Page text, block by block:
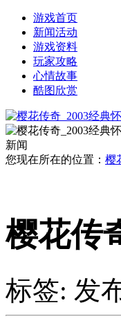
游戏首页
新闻活动
游戏资料
玩家攻略
心情故事
酷图欣赏
新闻
您现在所在的位置： 樱
樱花传
标签: 发